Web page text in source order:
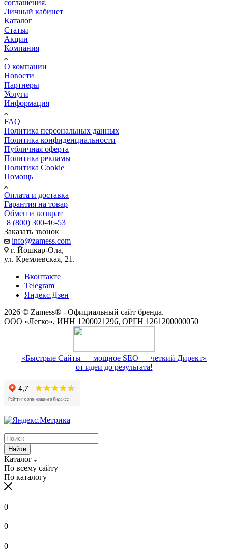
соглашения.
Личный кабинет
Каталог
Статьи
Акции
Компания
О компании
Новости
Партнеры
Услуги
Информация
FAQ
Политика персональных данных
Политика конфиденциальности
Публичная оферта
Политика рекламы
Политика Cookie
Помощь
Оплата и доставка
Гарантия на товар
Обмен и возврат
8 (800) 300-46-53
Заказать звонок
info@zamess.com
г. Йошкар-Ола,
ул. Кремлевская, 21.
Вконтакте
Telegram
Яндекс.Дзен
2026 © Zamess® - Официальный сайт бренда.
ООО «Легко», ИНН 1200021296, ОРГН 1261200000050
«Быстрые Сайты — мощное SEO — четкий Директ»
от идеи до результата!
Найти
Каталог
По всему сайту
По каталогу
0
0
0